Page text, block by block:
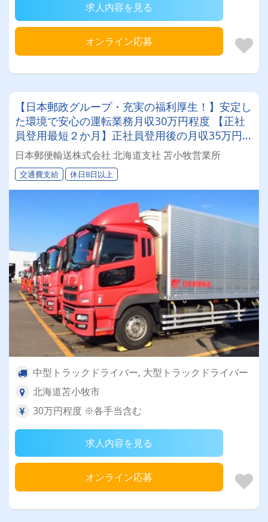
求人内容を見る
オンライン応募
【日本郵政グループ・充実の福利厚生！】安定し
た環境で安心の運転業務月収30万円程度 【正社
員登用最短２か月】正社員登用後の月収35万円程
度！
日本郵便輸送株式会社 北海道支社 苫小牧営業所
交通費支給 休日8日以上
中型トラックドライバー, 大型トラックドライバー
北海道苫小牧市
30万円程度 ※各手当含む
求人内容を見る
オンライン応募